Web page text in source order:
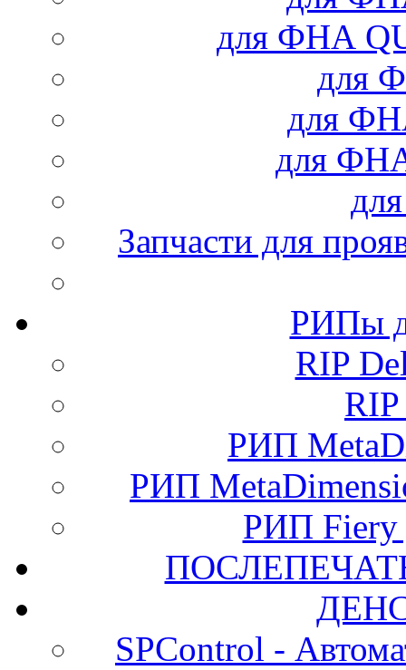
для ФНА
для
для
для
Запчасти для
РИПы
RIP
РИП
РИП
РИП Fiery
SPControl -